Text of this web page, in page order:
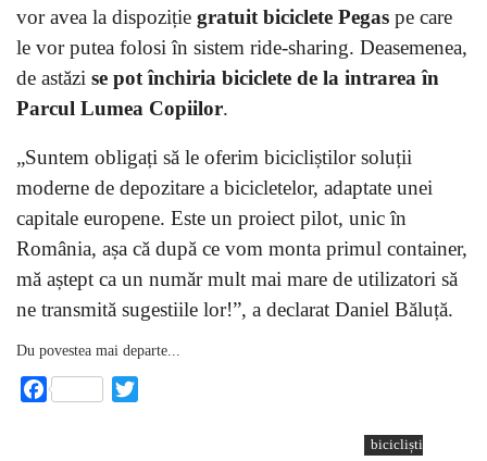
vor avea la dispoziție gratuit biciclete Pegas pe care
le vor putea folosi în sistem ride-sharing. Deasemenea,
de astăzi se pot închiria biciclete de la intrarea în
Parcul Lumea Copiilor.
„Suntem obligați să le oferim bicicliștilor soluții
moderne de depozitare a bicicletelor, adaptate unei
capitale europene. Este un proiect pilot, unic în
România, așa că după ce vom monta primul container,
mă aștept ca un număr mult mai mare de utilizatori să
ne transmită sugestiile lor!”, a declarat Daniel Băluță.
Du povestea mai departe...
Facebook
bicicliști